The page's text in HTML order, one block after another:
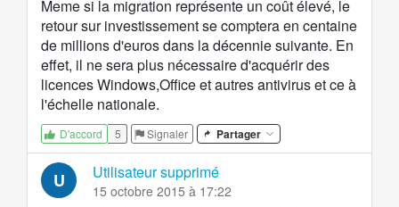
Meme si la migration représente un coût élevé, le
retour sur investissement se comptera en centaine
de millions d'euros dans la décennie suivante. En
effet, il ne sera plus nécessaire d'acquérir des
licences Windows,Office et autres antivirus et ce à
l'échelle nationale.
D'accord 5 Signaler Partager
U Utilisateur supprimé
15 octobre 2015 à 17:22